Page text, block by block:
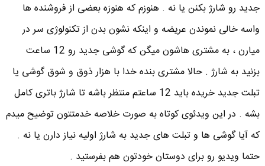
جدید رو شارژ بکنن یا نه . هنوزم که هنوزه بعضی از فروشنده ها
واسه خالی نموندن عریضه و اینکه نشون بدن از تکنولوژی سر در
میارن ، به مشتری هاشون میگن که گوشی جدید رو 12 ساعت
بزنید به شارژ . حالا مشتری بنده خدا با هزار ذوق و شوق گوشی یا
تبلت جدید خریده باید 12 ساعتم منتظر باشه تا شارژ باتری کامل
بشه . در این ویدئوی کوتاه به صورت خلاصه خدمتتون توضیح میدم
که آیا گوشی ها و تبلت های جدید به شارژ اولیه نیاز دارن یا نه .
حتما ویدیو رو برای دوستان خودتون هم بفرستید .